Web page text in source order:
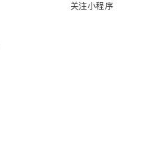
关注小程序